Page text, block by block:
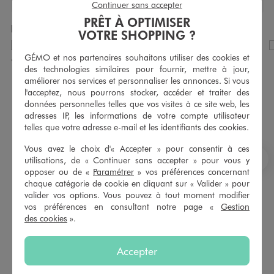
Produits achetés ensemble
Tee-shirt à manches courtes et col V homme
5,99 €
Existe en taille +
4.5/5 de moyenne
Tour de cou en maille avec doublure douillette homme
PRÊT À OPTIMISER
VOTRE SHOPPING ?
GÉMO et nos partenaires souhaitons utiliser des cookies et
des technologies similaires pour fournir, mettre à jour,
améliorer nos services et personnaliser les annonces. Si vous
l'acceptez, nous pourrons stocker, accéder et traiter des
données personnelles telles que vos visites à ce site web, les
adresses IP, les informations de votre compte utilisateur
telles que votre adresse e-mail et les identifiants des cookies.
Vous avez le choix d'« Accepter » pour consentir à ces
utilisations, de « Continuer sans accepter » pour vous y
opposer ou de « Paramétrer » vos préférences concernant
chaque catégorie de cookie en cliquant sur « Valider » pour
valider vos options. Vous pouvez à tout moment modifier
vos préférences en consultant notre page « Gestion
des cookies ».
Accepter
Continuer sans accepter